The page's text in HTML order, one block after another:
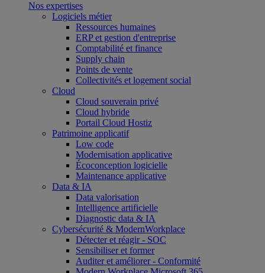
Nos expertises
Logiciels métier
Ressources humaines
ERP et gestion d'entreprise
Comptabilité et finance
Supply chain
Points de vente
Collectivités et logement social
Cloud
Cloud souverain privé
Cloud hybride
Portail Cloud Hostiz
Patrimoine applicatif
Low code
Modernisation applicative
Écoconception logicielle
Maintenance applicative
Data & IA
Data valorisation
Intelligence artificielle
Diagnostic data & IA
Cybersécurité & ModernWorkplace
Détecter et réagir - SOC
Sensibiliser et former
Auditer et améliorer - Conformité